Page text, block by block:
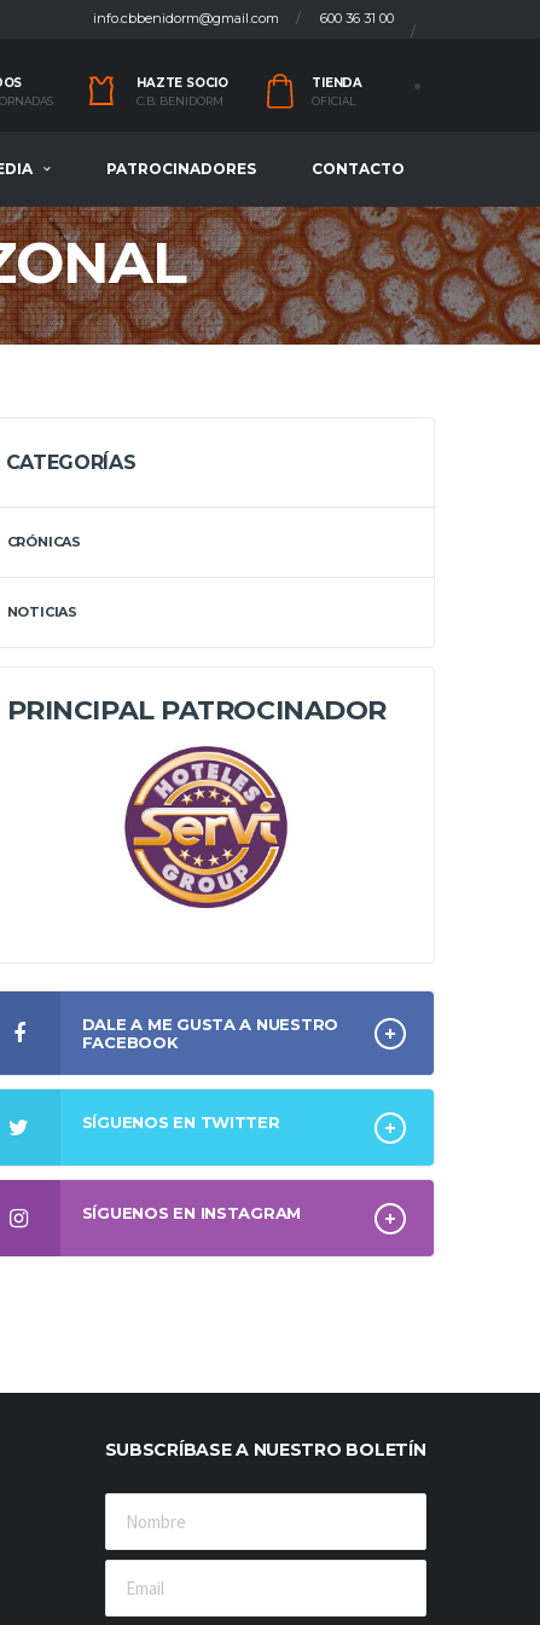
600 36 31 00
info.cbbenidorm@gmail.com
HAZTE SOCIO
C.B. BENIDORM
TIENDA
OFICIAL
PATROCINADORES CONTACTO
CATEGORÍAS
CRÓNICAS
NOTICIAS
PRINCIPAL PATROCINADOR
DALE A ME GUSTA A NUESTRO
FACEBOOK
SÍGUENOS EN TWITTER
SÍGUENOS EN INSTAGRAM
SUBSCRÍBASE A NUESTRO BOLETÍN